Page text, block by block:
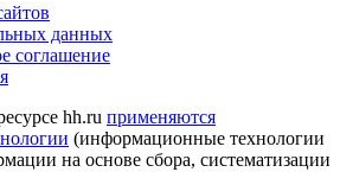
данных
соглашение
hh.ru применяются
(информационные технологии
на основе сбора, систематизации